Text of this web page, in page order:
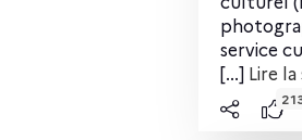
c
o
n
t
service
[...] Lire